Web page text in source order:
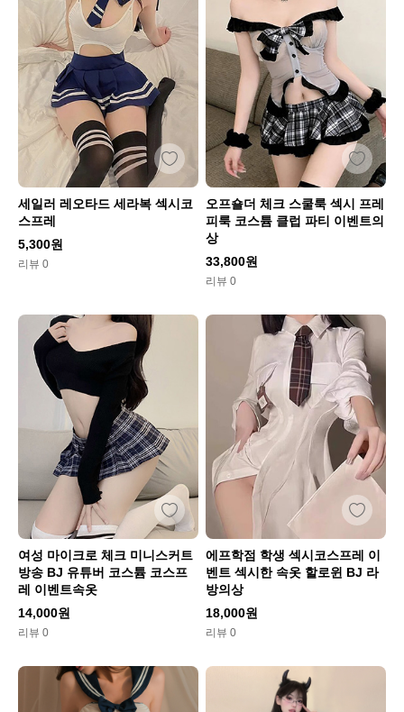
세일러 레오타드 세라복 섹시코
스프레
5,300원
리뷰 0
오프숄더 체크 스쿨룩 섹시 프레
피룩 코스튬 클럽 파티 이벤트의
상
33,800원
리뷰 0
여성 마이크로 체크 미니스커트
방송 BJ 유튜버 코스튬 코스프
레 이벤트속옷
14,000원
리뷰 0
에프학점 학생 섹시코스프레 이
벤트 섹시한 속옷 할로윈 BJ 라
방의상
18,000원
리뷰 0